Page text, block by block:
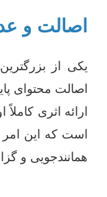
اصالت و
یکی از
اصالت محتوای
ارائه اثری
است که این امر
همانندجویی و